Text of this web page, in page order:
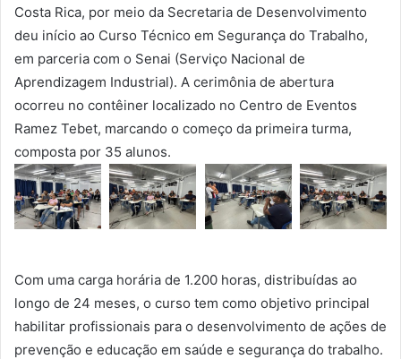
Costa Rica, por meio da Secretaria de Desenvolvimento
deu início ao Curso Técnico em Segurança do Trabalho,
em parceria com o Senai (Serviço Nacional de
Aprendizagem Industrial). A cerimônia de abertura
ocorreu no contêiner localizado no Centro de Eventos
Ramez Tebet, marcando o começo da primeira turma,
composta por 35 alunos.
Com uma carga horária de 1.200 horas, distribuídas ao
longo de 24 meses, o curso tem como objetivo principal
habilitar profissionais para o desenvolvimento de ações de
prevenção e educação em saúde e segurança do trabalho.